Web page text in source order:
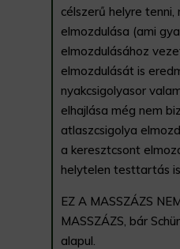
célszerű helyre tenni,
elmozdulása (ami
elmozdulásához
elmozdulását is
nyakcsigolyasor
elhajlása még nem
atlaszcsigolya
a keresztcsont
helytelen testtartás
EZ A MASSZÁZS
MASSZÁZS, bár
alapul.